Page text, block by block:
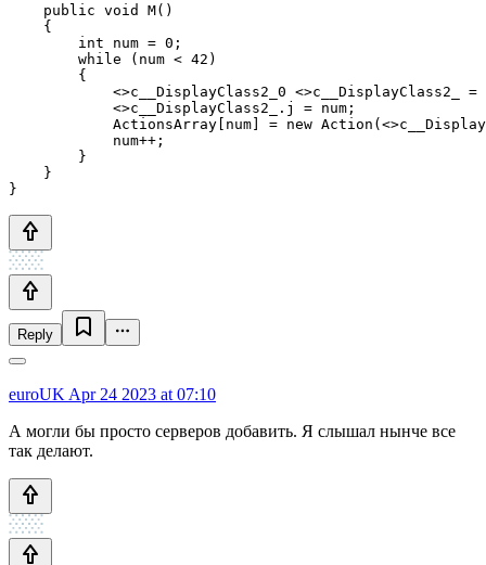
    public void M()
    {
        int num = 0;
        while (num < 42)
        {
<>c__DisplayClass2_0 <>c__DisplayClass2_ =
            <>c__DisplayClass2_.j = num;
ActionsArray[num] = new
            num++;
        }
    }
}
Reply
euroUK Apr 24 2023 at 07:10
А могли бы просто серверов добавить. Я слышал нынче все
так делают.